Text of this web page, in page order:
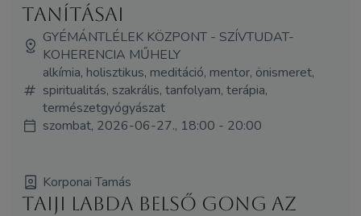
tanításai
GYÉMÁNTLÉLEK KÖZPONT - SZÍVTUDAT-
KOHERENCIA MŰHELY
alkímia, holisztikus, meditáció, mentor, önismeret,
spiritualitás, szakrális, tanfolyam, terápia,
természetgyógyászat
szombat, 2026-06-27., 18:00 - 20:00
Korponai Tamás
Taiji labda Belső Gong Az